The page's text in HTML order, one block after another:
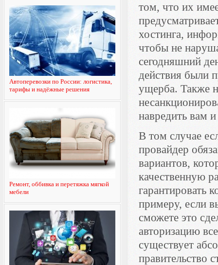
Автоперевозки по России: логистика,
тарифы и надёжные решения
Ремонт, оббивка и перетяжка мягкой
мебели
том, что их
хостинга,
чтобы не
сегодняшний
действия были
ущерба. Также
навредить вам
В том случае
провайдер
вариантов,
качественную
гарантировать
примеру, если
сможете это
авторизацию
существует
правительство